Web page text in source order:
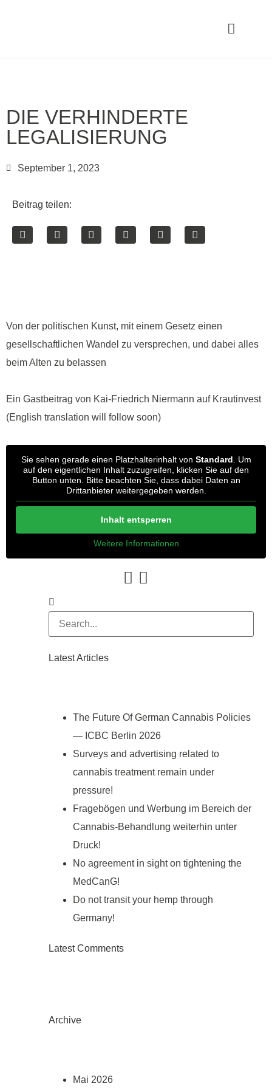
DIE VERHINDERTE
LEGALISIERUNG
September 1, 2023
Beitrag teilen:
Von der politischen Kunst, mit einem Gesetz einen
gesellschaftlichen Wandel zu versprechen, und dabei alles
beim Alten zu belassen
Ein Gastbeitrag von Kai-Friedrich Niermann auf Krautinvest
(English translation will follow soon)
Sie sehen gerade einen Platzhalterinhalt von Standard . Um
auf den eigentlichen Inhalt zuzugreifen, klicken Sie auf den
Button unten. Bitte beachten Sie, dass dabei Daten an
Drittanbieter weitergegeben werden.
Inhalt entsperren
Weitere Informationen
Latest Articles
The Future Of German Cannabis Policies
— ICBC Berlin 2026
Surveys and advertising related to
cannabis treatment remain under
pressure!
Fragebögen und Werbung im Bereich der
Cannabis-Behandlung weiterhin unter
Druck!
No agreement in sight on tightening the
MedCanG!
Do not transit your hemp through
Germany!
Latest Comments
Archive
Mai 2026